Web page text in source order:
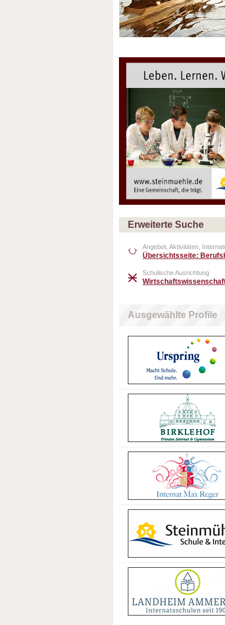
Erweiterte Suche
Angebot, Aktivitäten,
Übersichtsseite:
Schulische Ausrichtung
Ausgewählte Profile